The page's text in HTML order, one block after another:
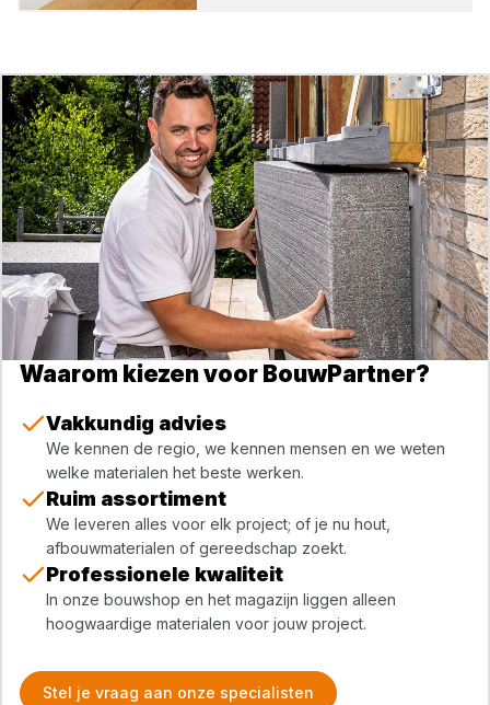
Waarom kiezen voor BouwPartner?
Vakkundig advies
We kennen de regio, we kennen mensen en we weten
welke materialen het beste werken.
Ruim assortiment
We leveren alles voor elk project; of je nu hout,
afbouwmaterialen of gereedschap zoekt.
Professionele kwaliteit
In onze bouwshop en het magazijn liggen alleen
hoogwaardige materialen voor jouw project.
Stel je vraag aan onze specialisten